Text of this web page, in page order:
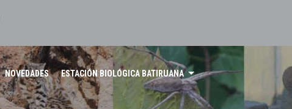
NOVEDADES ESTACIÓN BIOLÓGICA BATIRUANA